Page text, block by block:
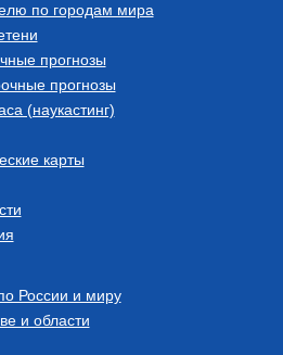
по городам мира
прогнозы
прогнозы
(наукастинг)
карты
России и миру
и области